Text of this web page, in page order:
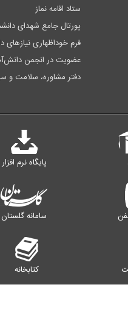
ستاد اقامه نماز
پورتال جامع شهدای
فرم خوداظهاری نیازهای
عضویت در انجمن
دفتر مشاوره، سلامت و
پایگاه نرم افزار
سامانه گلستان
کتابخانه